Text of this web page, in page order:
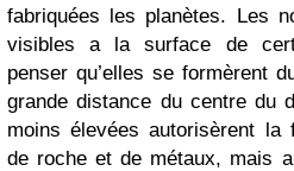
fabriquées les planètes. Les
visibles a la surface de
penser qu’elles se formèrent
grande distance du centre du
moins élevées autorisèrent la
de roche et de métaux, mais